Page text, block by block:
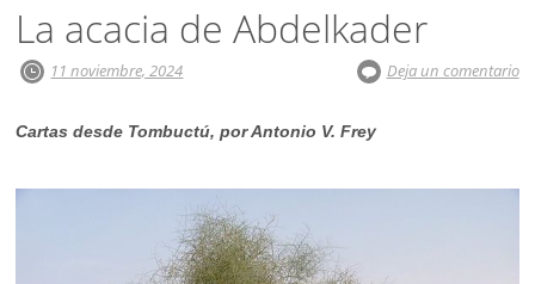
La acacia de Abdelkader
11 noviembre, 2024 Deja un comentario
Cartas desde Tombuctú, por Antonio V. Frey